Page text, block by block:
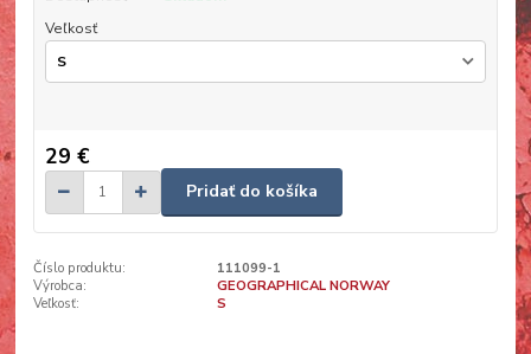
Veľkosť
29 €
Pridať do košíka
Číslo produktu:
111099-1
Výrobca:
GEOGRAPHICAL NORWAY
Veľkosť:
S